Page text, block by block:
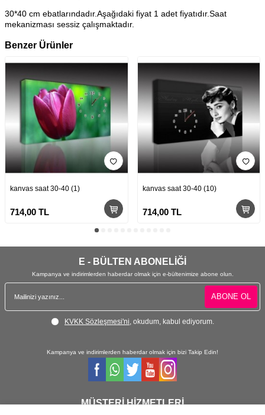
30*40 cm ebatlarındadır.Aşağıdaki fiyat 1 adet fiyatıdır.Saat
mekanizması sessiz çalışmaktadır.
Benzer Ürünler
kanvas saat 30-40 (1)
714,00 TL
kanvas saat 30-40 (10)
714,00TL
E - BÜLTEN ABONELİĞİ
Kampanya ve indirimlerden haberdar olmak için e-bültenimize abone olun.
ABONE OL
KVKK Sözleşmesi'ni , okudum, kabul ediyorum.
Kampanya ve indirimlerden haberdar olmak için bizi Takip Edin!
MÜŞTERİ HİZMETLERİ